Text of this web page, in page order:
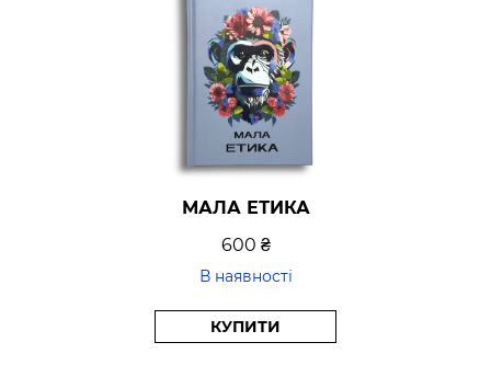
МАЛА ЕТИКА
600 ₴
В наявності
КУПИТИ